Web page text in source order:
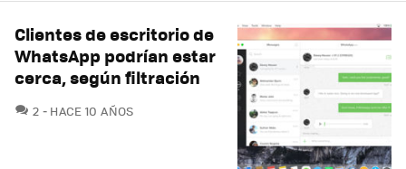
Clientes de escritorio de
WhatsApp podrían estar
cerca, según filtración
2 COMENTARIOS
HACE 10 AÑOS